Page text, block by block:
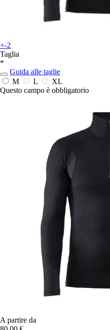
+-2
Taglia
*
Guida alle taglie
M
L
XL
Questo campo è obbligatorio
A partire da